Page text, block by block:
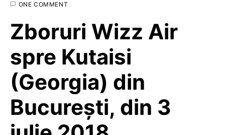
ONE COMMENT
Zboruri Wizz Air
spre Kutaisi
(Georgia) din
București, din 3